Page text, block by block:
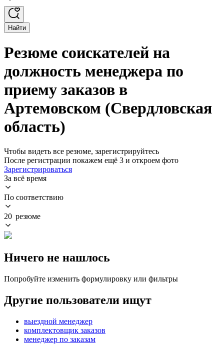
Найти
Резюме соискателей на
должность менеджера по
приему заказов в
Артемовском (Свердловская
область)
Чтобы видеть все резюме, зарегистрируйтесь
После регистрации покажем ещё 3 и откроем фото
Зарегистрироваться
За всё время
По соответствию
20 резюме
Ничего не нашлось
Попробуйте изменить формулировку или фильтры
Другие пользователи ищут
выездной менеджер
комплектовщик заказов
менеджер по заказам